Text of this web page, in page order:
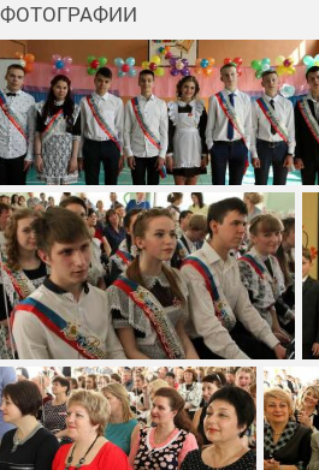
ФОТОГРАФИИ